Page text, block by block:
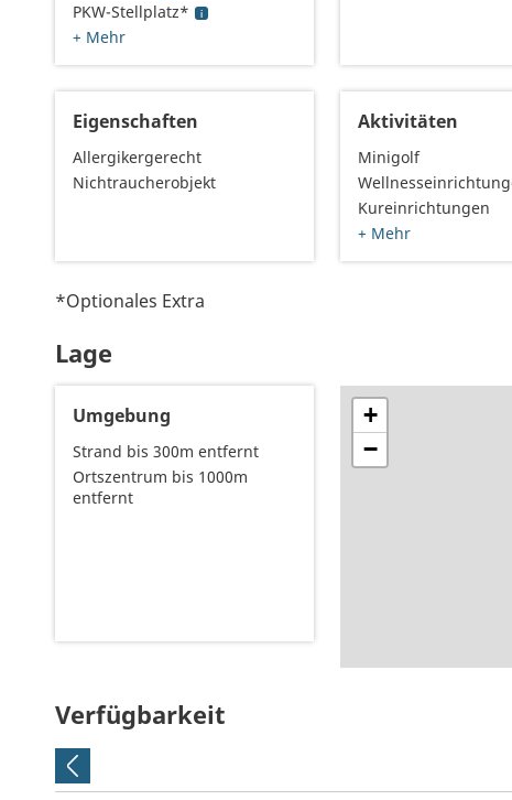
PKW-Stellplatz*
+ Mehr
Eigenschaften
Allergikergerecht
Nichtraucherobjekt
Aktivitäten
Minigolf
Kureinrichtungen
+ Mehr
*Optionales Extra
Lage
Umgebung
Strand bis 300m entfernt
Ortszentrum bis 1000m
entfernt
+
−
Verfügbarkeit